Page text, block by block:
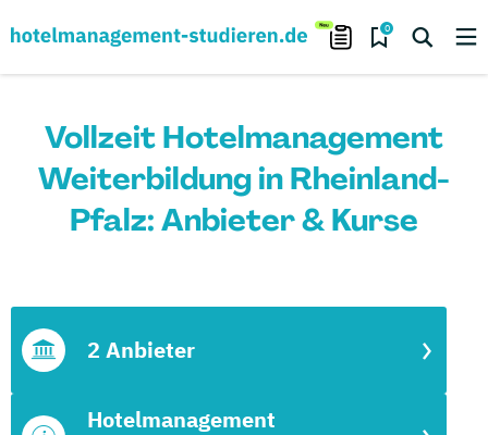
0
Vollzeit Hotelmanagement
Weiterbildung in Rheinland-
Pfalz: Anbieter & Kurse
Hotelmanagement
2 Anbieter